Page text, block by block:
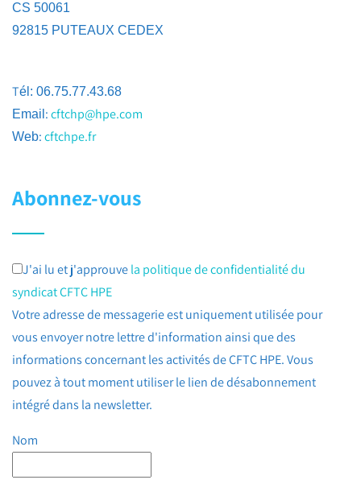
CS 50061
92815 PUTEAUX CEDEX
Tél: 06.75.77.43.68
Email :cftchp@hpe.com
Web:cftchpe.fr
Abonnez-vous
J'ai lu et j'approuvela politique de confidentialité du
syndicat CFTC HPE
Votre adresse de messagerie est uniquement utilisée pour
vous envoyer notre lettre d'information ainsi que des
informations concernant les activités de CFTC HPE. Vous
pouvez à tout moment utiliser le lien de désabonnement
intégré dans la newsletter.
Nom